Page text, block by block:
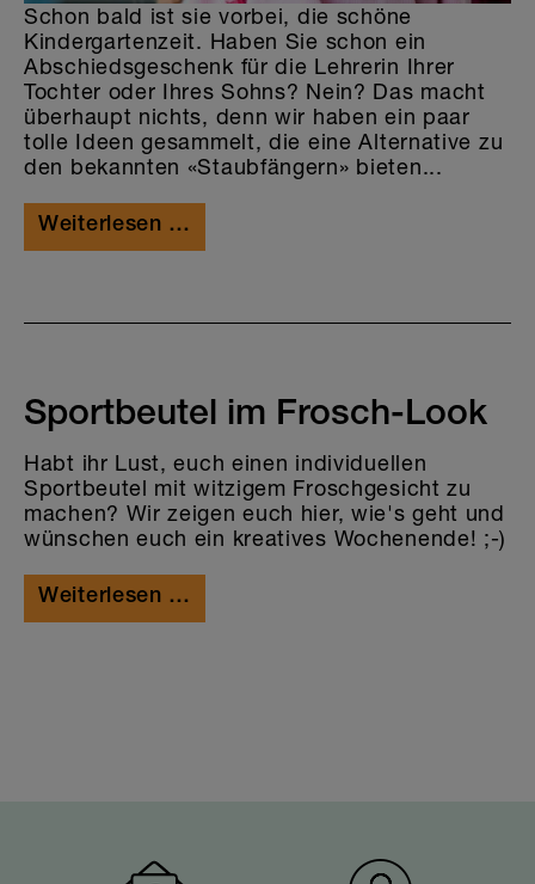
Schon bald ist sie vorbei, die schöne
Kindergartenzeit. Haben Sie schon ein
Abschiedsgeschenk für die Lehrerin Ihrer
Tochter oder Ihres Sohns? Nein? Das macht
überhaupt nichts, denn wir haben ein paar
tolle Ideen gesammelt, die eine Alternative zu
den bekannten «Staubfängern» bieten...
Weiterlesen …
Sportbeutel im Frosch-Look
Habt ihr Lust, euch einen individuellen
Sportbeutel mit witzigem Froschgesicht zu
machen? Wir zeigen euch hier, wie's geht und
wünschen euch ein kreatives Wochenende! ;-)
Weiterlesen …